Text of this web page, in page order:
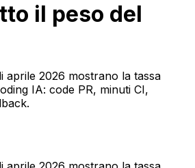
il peso del
aprile 2026 mostrano la tassa
IA: code PR, minuti CI,